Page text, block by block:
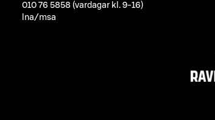
010 76 5858 (vardagar kl. 9-16)
lna/msa